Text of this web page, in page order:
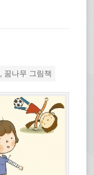
꿈나무 그림책